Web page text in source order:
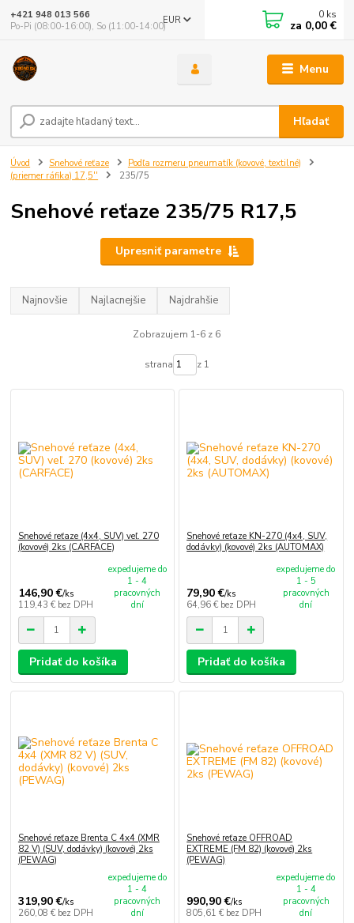
Menu
EUR
Hľadať
+421 948 013 566
Po-Pi (08:00-16:00), So (11:00-14:00)
0 ks
za 0,00 €
Úvod Snehové reťaze
Podľa rozmeru pneumatík (kovové, textilné)
(priemer ráfika) 17,5''
235/75
Snehové reťaze 235/75 R17,5
Upresniť parametre
Najnovšie Najlacnejšie Najdrahšie
Zobrazujem 1-6 z 6
strana z 1
Snehové reťaze (4x4, SUV) veľ. 270
(kovové) 2ks (CARFACE)
146,90 €/ks
119,43 € bez DPH
expedujeme do
1 - 4
pracovných
dní
Pridať do košíka
Snehové reťaze KN-270 (4x4, SUV,
dodávky) (kovové) 2ks (AUTOMAX)
79,90 €/ks
64,96 € bez DPH
expedujeme do
1 - 5
pracovných
dní
Pridať do košíka
Snehové reťaze Brenta C 4x4 (XMR
82 V) (SUV, dodávky) (kovové) 2ks
(PEWAG)
319,90 €/ks
260,08 € bez DPH
expedujeme do
1 - 4
pracovných
dní
Snehové reťaze OFFROAD
EXTREME (FM 82) (kovové) 2ks
(PEWAG)
990,90 €/ks
805,61 € bez DPH
expedujeme do
1 - 4
pracovných
dní